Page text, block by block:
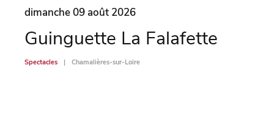
dimanche 09 août 2026
Guinguette La Falafette
Spectacles Chamalières-sur-Loire